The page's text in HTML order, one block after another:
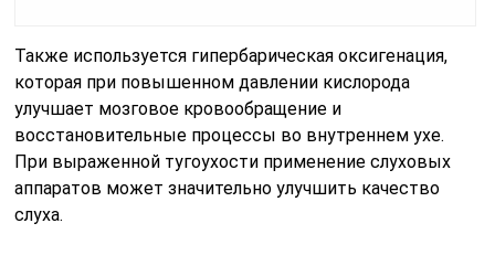
Также используется гипербарическая оксигенация,
которая при повышенном давлении кислорода
улучшает мозговое кровообращение и
восстановительные процессы во внутреннем ухе.
При выраженной тугоухости применение слуховых
аппаратов может значительно улучшить качество
слуха.